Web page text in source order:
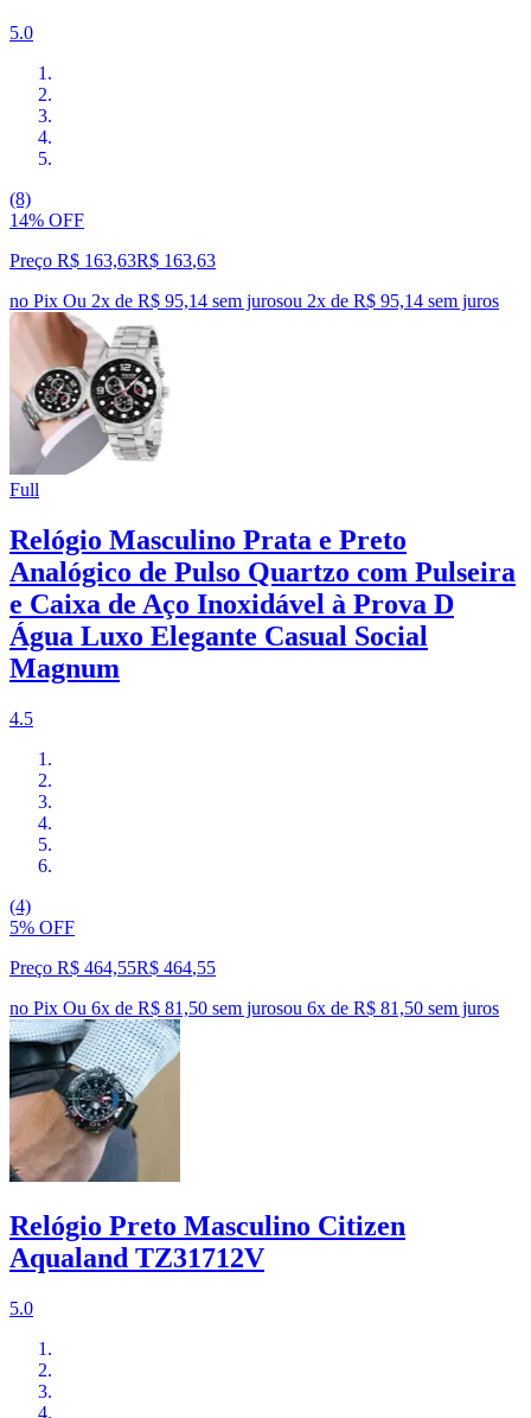
5.0
(8)
14% OFF
Preço R$ 163,63R$ 163,63
no Pix Ou 2x de R$ 95,14 sem jurosou 2x de R$ 95,14 sem juros
Full
Relógio Masculino Prata e Preto
Analógico de Pulso Quartzo com Pulseira
e Caixa de Aço Inoxidável à Prova D
Água Luxo Elegante Casual Social
Magnum
4.5
(4)
5% OFF
Preço R$ 464,55R$ 464,55
no Pix Ou 6x de R$ 81,50 sem jurosou 6x de R$ 81,50 sem juros
Relógio Preto Masculino Citizen
Aqualand TZ31712V
5.0